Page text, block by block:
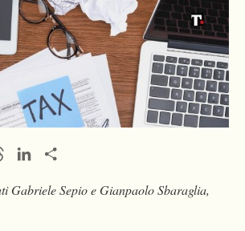
ThreadsLinkedIn
Gabriele Sepio e Gianpaolo Sbaraglia,